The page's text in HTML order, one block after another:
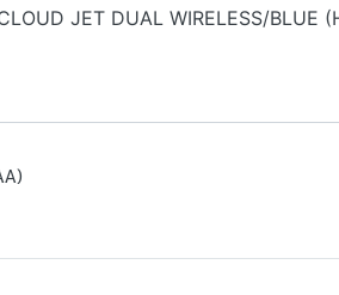
JET DUAL WIRELESS/BLUE